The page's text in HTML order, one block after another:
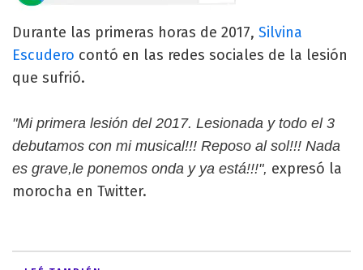
Durante las primeras horas de 2017, Silvina
Escudero contó en las redes sociales de la lesión
que sufrió.
"Mi primera lesión del 2017. Lesionada y todo el 3
debutamos con mi musical!!! Reposo al sol!!! Nada
es grave,le ponemos onda y ya está!!!", expresó la
morocha en Twitter.